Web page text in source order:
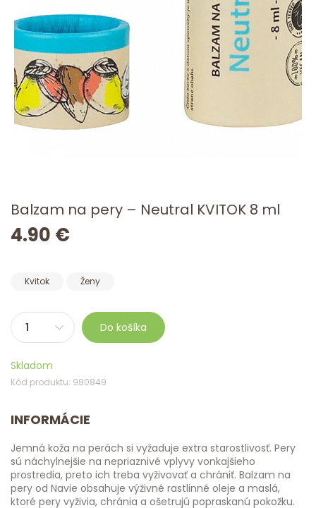
Balzam na pery – Neutral KVITOK 8 ml
4.90 €
Kvitok Ženy
Do košíka
Skladom
Kód produktu: 980849
INFORMÁCIE
Jemná koža na perách si vyžaduje extra starostlivosť. Pery
sú náchylnejšie na nepriaznivé vplyvy vonkajšieho
prostredia, preto ich treba vyživovať a chrániť. Balzam na
pery od Navie obsahuje výživné rastlinné oleje a maslá,
ktoré pery vyživia, chránia a ošetrujú popraskanú pokožku.